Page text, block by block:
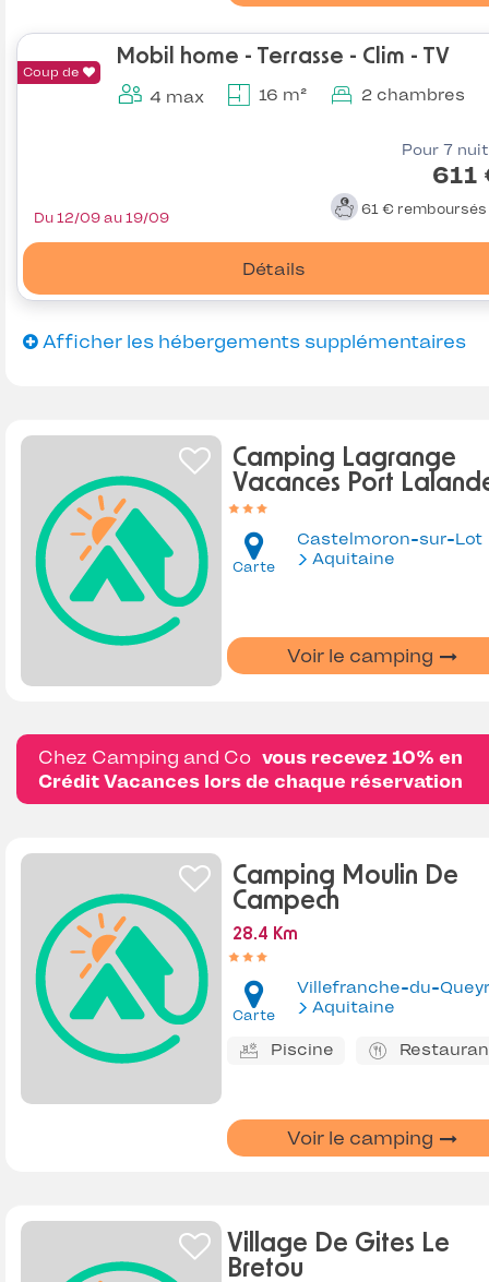
Coup de
Mobil home - Terrasse - Clim - TV
4 max 16 m² 2 chambres
Pour 7
611
61 € remboursés
Détails
Du 12/09 au 19/09
Afficher les hébergements supplémentaires
Camping Lagrange
Vacances Port
Carte
Castelmoron-sur-Lot
Aquitaine
Voir le camping
Chez Camping and Co vous recevez 10% en
Crédit Vacances lors de chaque réservation
Camping Moulin De
Campech
28.4 Km
Carte
Villefranche-du-
Aquitaine
Piscine
Voir le camping
Village De Gites Le
Bretou